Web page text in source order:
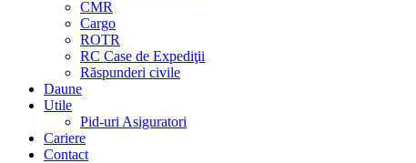
CMR
Cargo
ROTR
RC Case de Expediţii
Răspunderi civile
Daune
Utile
Pid-uri Asiguratori
Cariere
Contact